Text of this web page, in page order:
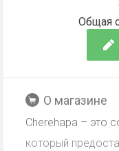
Общая
О магазине
Cherehapa – это
который